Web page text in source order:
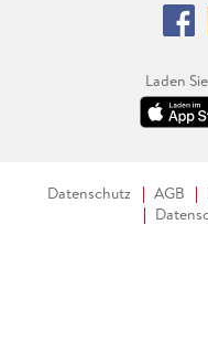
Laden
Datenschutz AGB